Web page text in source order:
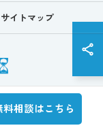
料相談はこちら
サイトマップ
ALL RIGHTS